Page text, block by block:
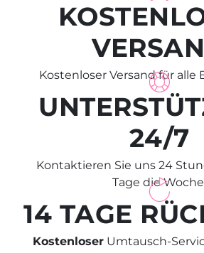
Kostenloser Versand für alle
24/7
Kontaktieren Sie uns 24
Tage die
14 TAGE
KostenloserUmtausch-